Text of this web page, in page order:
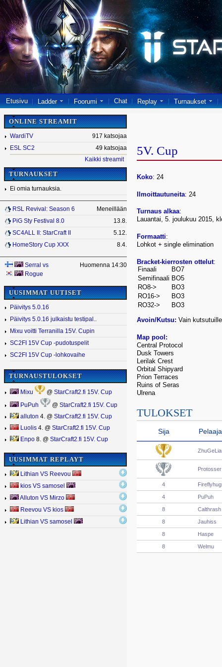
Etusivu Ladder Foorumi Chat Replay Turnaukset
ONLINE STREAMIT
WardiTV
917 katsojaa
ESL SC2
49 katsojaa
Kaikki streamit
TURNAUKSET
Ei omia turnauksia.
RSL Revival: Season 6
Meneillään
PiG Sty Festival 8.0
13.8.
SC4ALL II: StarCraft II
5.12.
HomeStory Cup XXX
8.4.
Serral vs
Rogue
Huomenna 14:30
UUSIMMAT UUTISET
Päivitys 5.0.16
Päivitys 5.0.16 julkaistu testipal..
Mixu voitti Terranilla 15V. Cupin
SC2FI 15V Cup -pudotuspelit
SC2FI 15V Cup -lohkovaihe
TURNAUSTULOKSET
Mixu @ StarCraft2.fi 15V. Cup
PuPuh @ StarCraft2.fi 15V. Cup
alluton 4. @ StarCraft2.fi 15V. Cup
Luolis 4. @ StarCraft2.fi 15V. Cup
Enpo 8. @ StarCraft2.fi 15V. Cup
UUSIMMAT REPLAYT
Lithian VS Reevou
kios VS samosel
Alluton VS Mirzo
Reevou VS kios
Lithian VS samosel
5V. Cup
Koko: 24
Ilmoittautuneita: 24
Turnaus alkaa:
Lauantai, 5. joulukuu 2015,
Formaatti:
Lohkot + single elimination
Bracket-kierrosten ottelut:
Finaali
BO7
Semifinaali BO5
RO8->
BO3
RO16->
BO3
RO32->
BO3
Avoin/Kutsu: Vain
Map pool:
Central Protocol
Dusk Towers
Lerilak Crest
Orbital Shipyard
Prion Terraces
Ruins of Seras
Ulrena
TULOKSET
Sija Pelaaja
Protosser
4
4 PuPuh
8 Calthrash
8 Jauhiss
8 Haspe
8 Welmu